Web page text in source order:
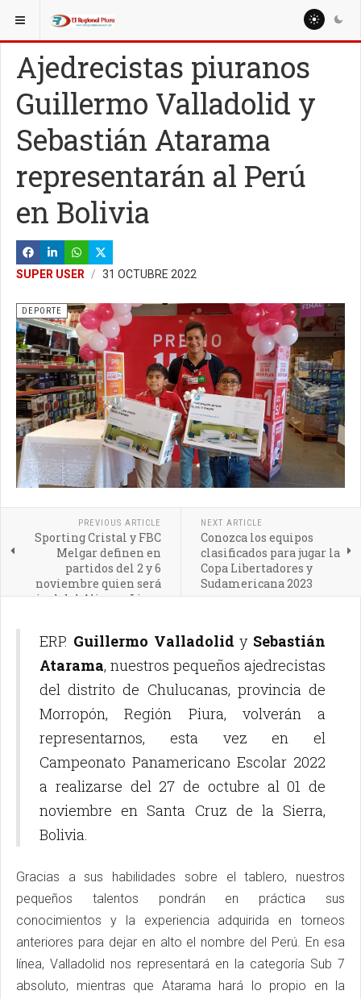
ESTÁ AQUÍ: MISCELANEAS
Ajedrecistas piuranos
Guillermo Valladolid y
Sebastián Atarama
representarán al Perú
en Bolivia
SUPER USER 31 OCTUBRE 2022
DEPORTE
PREVIOUS ARTICLE
Sporting Cristal y FBC
Melgar definen en
partidos del 2 y 6
noviembre quien será
rival del Alianza Lima
NEXT ARTICLE
Conozca los equipos
clasificados para jugar la
Copa Libertadores y
Sudamericana 2023
ERP. Guillermo Valladolid y Sebastián
Atarama, nuestros pequeños ajedrecistas
del distrito de Chulucanas, provincia de
Morropón, Región Piura, volverán a
representarnos, esta vez en el
Campeonato Panamericano Escolar 2022
a realizarse del 27 de octubre al 01 de
noviembre en Santa Cruz de la Sierra,
Bolivia.
Gracias a sus habilidades sobre el tablero, nuestros
pequeños talentos pondrán en práctica sus
conocimientos y la experiencia adquirida en torneos
anteriores para dejar en alto el nombre del Perú. En esa
línea, Valladolid nos representará en la categoría Sub 7
absoluto, mientras que Atarama hará lo propio en la